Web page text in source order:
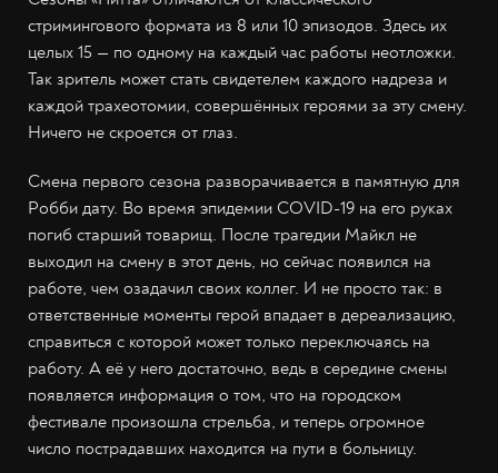
стримингового формата из 8 или 10 эпизодов. Здесь их
целых 15 — по одному на каждый час работы неотложки.
Так зритель может стать свидетелем каждого надреза и
каждой трахеотомии, совершённых героями за эту смену.
Ничего не скроется от глаз.
Смена первого сезона разворачивается в памятную для
Робби дату. Во время эпидемии COVID-19 на его руках
погиб старший товарищ. После трагедии Майкл не
выходил на смену в этот день, но сейчас появился на
работе, чем озадачил своих коллег. И не просто так: в
ответственные моменты герой впадает в дереализацию,
справиться с которой может только переключаясь на
работу. А её у него достаточно, ведь в середине смены
появляется информация о том, что на городском
фестивале произошла стрельба, и теперь огромное
число пострадавших находится на пути в больницу.